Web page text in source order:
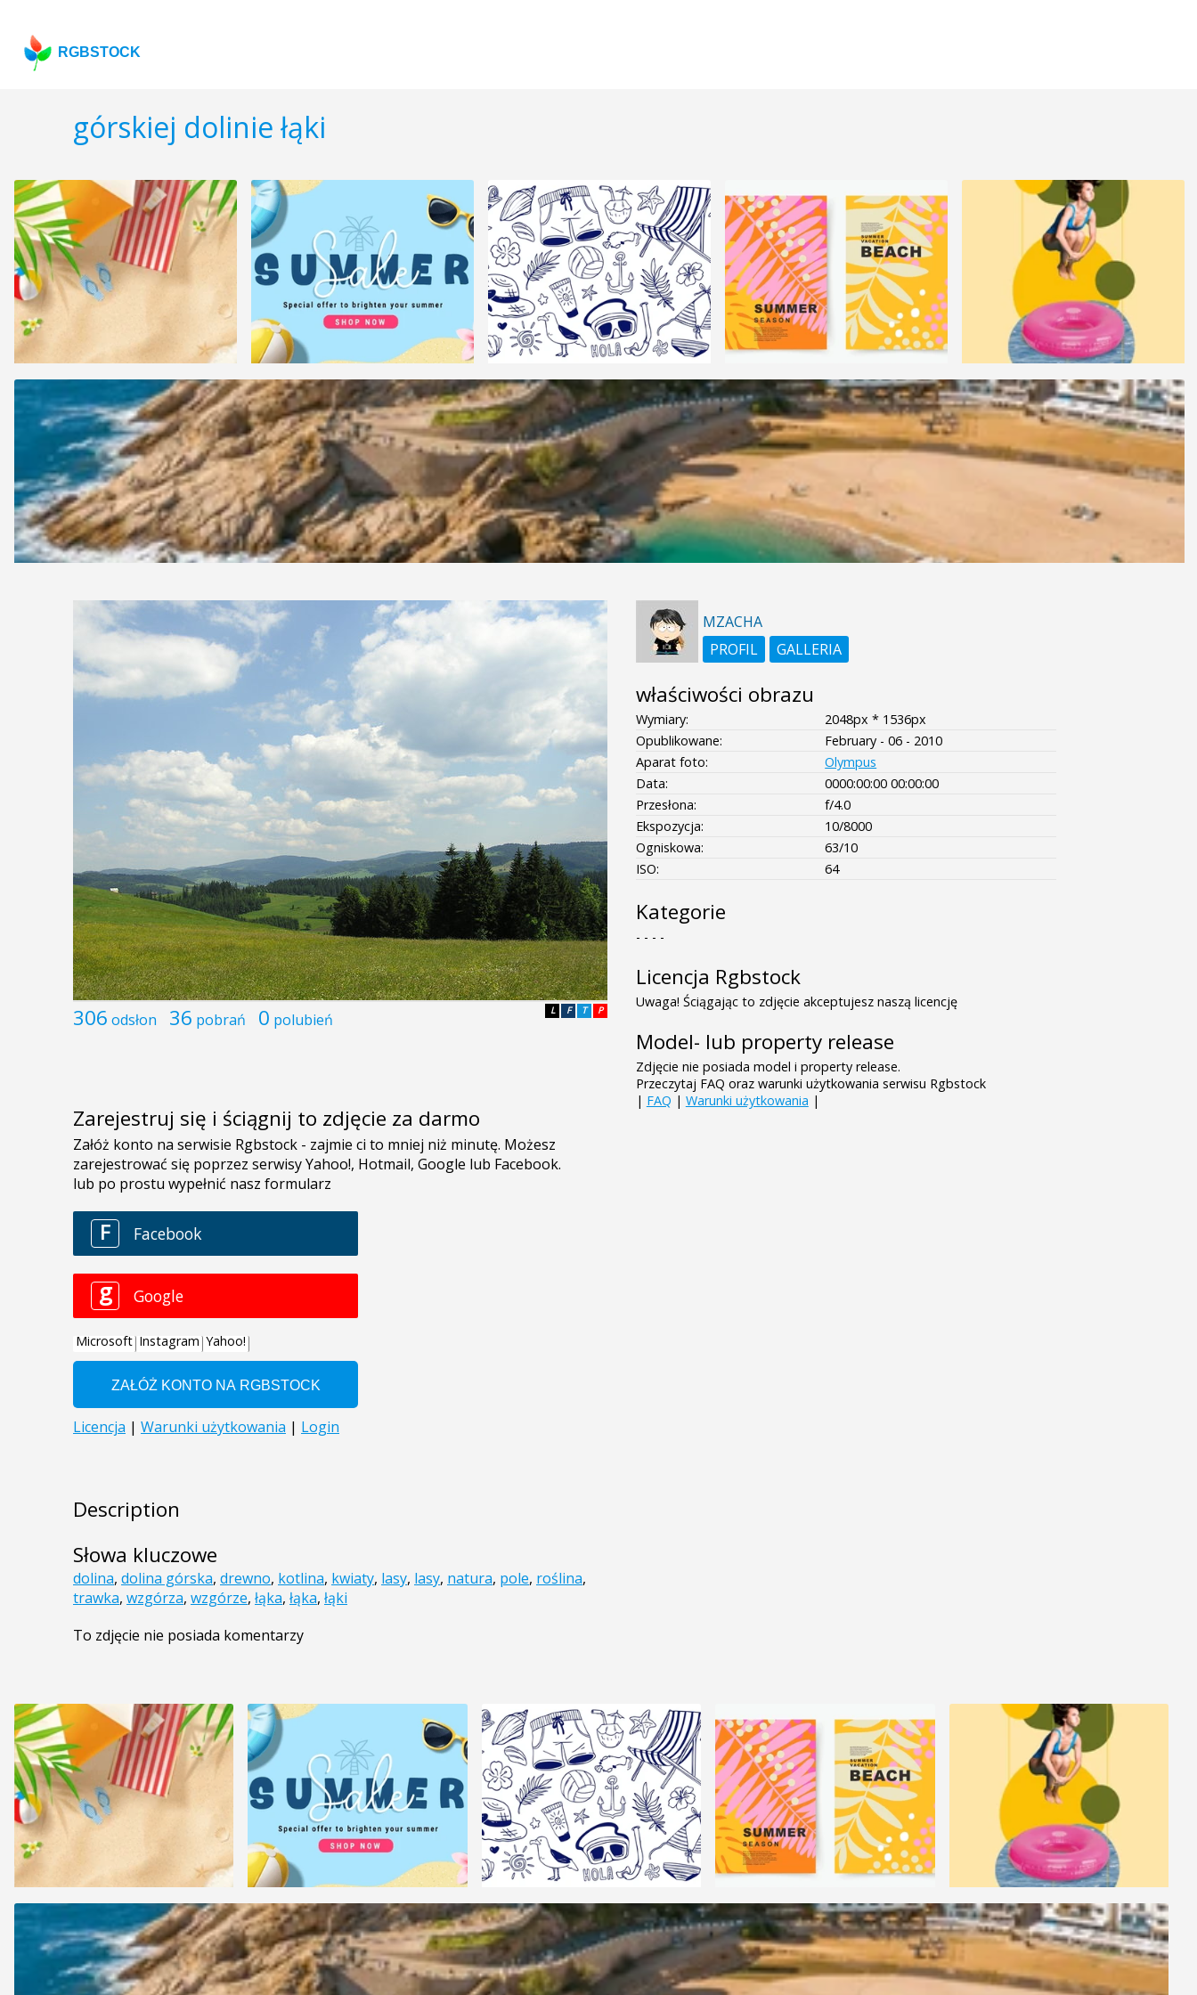
RGBSTOCK
górskiej dolinie łąki
306 odsłon 36 pobrań 0 polubień P
T
F
L
Zarejestruj się i ściągnij to zdjęcie za darmo
Description
Słowa kluczowe
dolina, dolina górska, drewno, kotlina, kwiaty, lasy, lasy, natura, pole, roślina,
trawka, wzgórza, wzgórze, łąka, łąka, łąki
To zdjęcie nie posiada komentarzy
MZACHA
PROFIL
GALLERIA
właściwości obrazu
Wymiary:
2048px * 1536px
Opublikowane:
February - 06 - 2010
Aparat foto:
Olympus
Data:
0000:00:00 00:00:00
Przesłona:
f/4.0
Ekspozycja:
10/8000
Ogniskowa:
63/10
ISO:
64
Kategorie
- - - -
Licencja Rgbstock
Uwaga! Ściągając to zdjęcie akceptujesz naszą licencję
Model- lub property release
Zdjęcie nie posiada model i property release.
Przeczytaj FAQ oraz warunki użytkowania serwisu Rgbstock
| FAQ | Warunki użytkowania |